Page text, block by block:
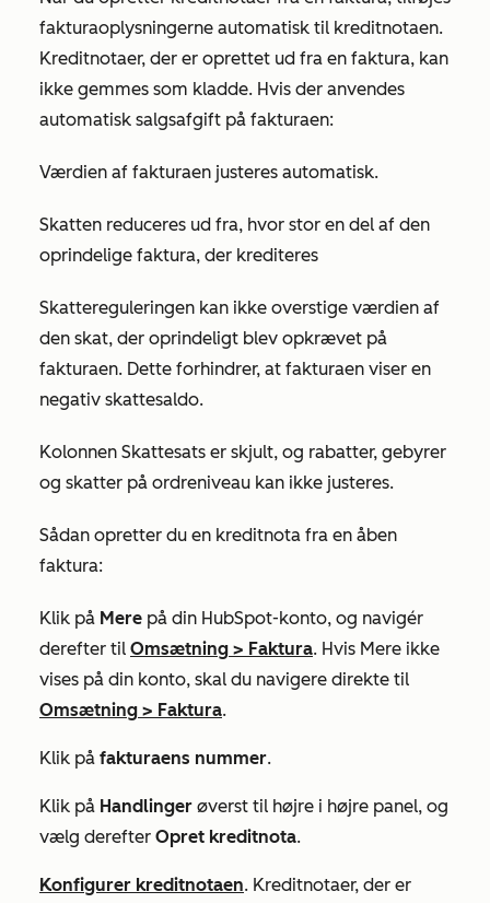
fakturaoplysningerne automatisk til kreditnotaen.
Kreditnotaer, der er oprettet ud fra en faktura, kan
ikke gemmes som kladde. Hvis der anvendes
automatisk salgsafgift på fakturaen:
Værdien af fakturaen justeres automatisk.
Skatten reduceres ud fra, hvor stor en del af den
oprindelige faktura, der krediteres
Skattereguleringen kan ikke overstige værdien af
den skat, der oprindeligt blev opkrævet på
fakturaen. Dette forhindrer, at fakturaen viser en
negativ skattesaldo.
Kolonnen Skattesats er skjult, og rabatter, gebyrer
og skatter på ordreniveau kan ikke justeres.
Sådan opretter du en kreditnota fra en åben
faktura:
Klik på Mere på din HubSpot-konto, og navigér
derefter til Omsætning > Faktura. Hvis Mere ikke
vises på din konto, skal du navigere direkte til
Omsætning > Faktura.
Klik på fakturaens nummer.
Klik på Handlinger øverst til højre i højre panel, og
vælg derefter Opret kreditnota.
Konfigurer kreditnotaen. Kreditnotaer, der er